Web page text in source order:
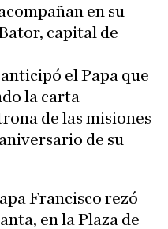
en su
capital de
el Papa que
la carta
de las misiones
de su
Francisco rezó
en la Plaza de